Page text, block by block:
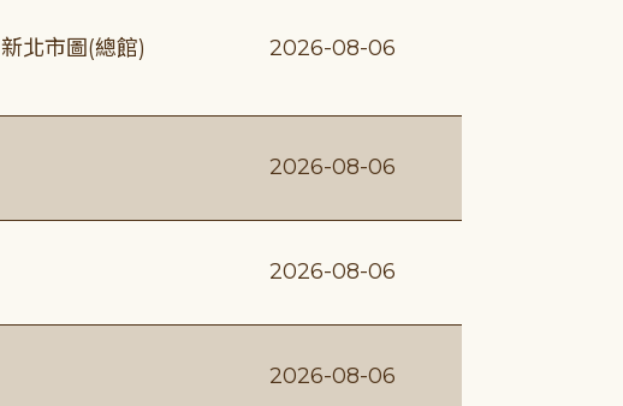
新北市圖(總館) 2026-08-06
2026-08-06
2026-08-06
2026-08-06